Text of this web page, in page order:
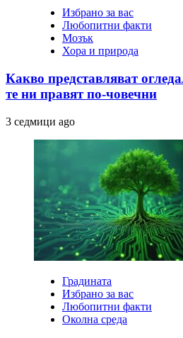
Избрано за вас
Любопитни факти
Мозък
Хора и природа
Какво представляват
те ни правят по-човечни
3 седмици ago
Градината
Избрано за вас
Любопитни факти
Околна среда